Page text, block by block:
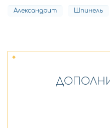
Александрит Шпинель